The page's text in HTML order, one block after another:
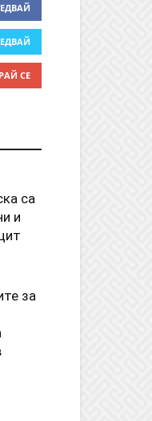
СЕ
са
и
за